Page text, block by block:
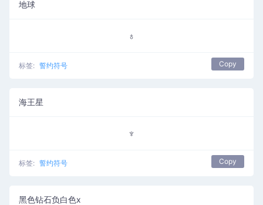
地球
♁
标签: 誓约符号 Copy
海王星
♆
标签: 誓约符号 Copy
黑色钻石负白色x